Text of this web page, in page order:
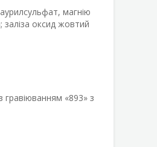
магнію
заліза оксид жовтий
гравіюванням «893» з